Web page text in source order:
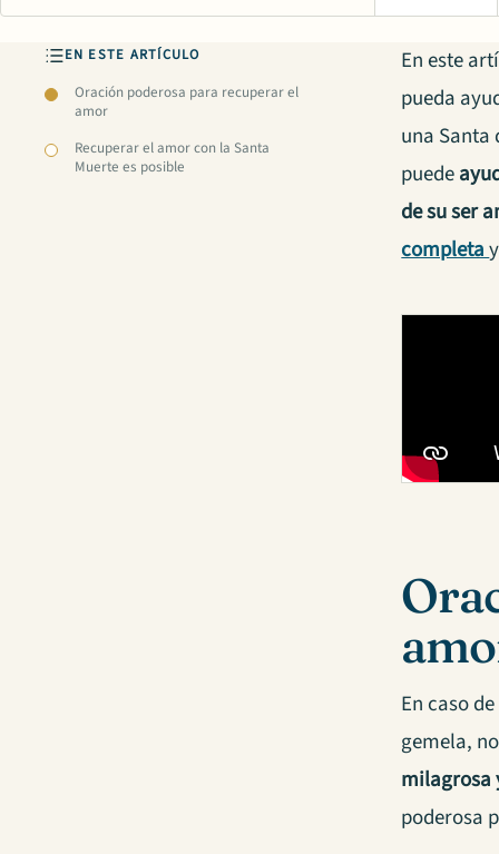
EN ESTE ARTÍCULO
Oración poderosa para recuperar el
amor
Recuperar el amor con la Santa
Muerte es posible
En este
pueda
una
puede
de su ser
completa
En caso
gemela,
milagrosa
poderosa